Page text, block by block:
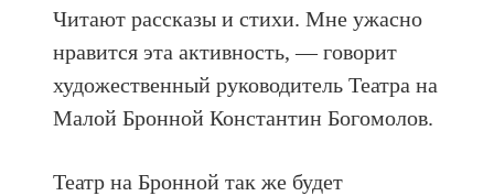
Читают рассказы и стихи. Мне ужасно
нравится эта активность, — говорит
художественный руководитель Театра на
Малой Бронной Константин Богомолов.
Театр на Бронной так же будет